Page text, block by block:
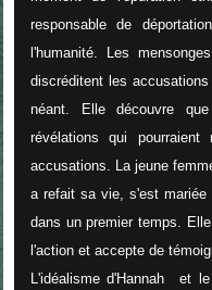
responsable de
l'humanité. Les
discréditent les
néant. Elle découvre
révélations qui
accusations. La jeune
a refait sa vie, s'est
dans un premier temps.
l'action et accepte de
L'idéalisme d'Hannah et